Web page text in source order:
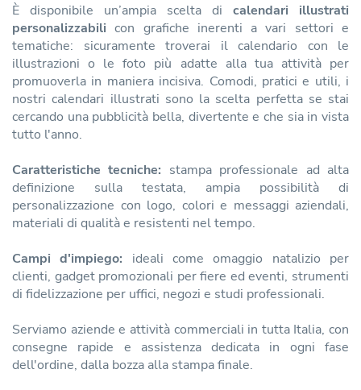
È disponibile un’ampia scelta di calendari illustrati
personalizzabili con grafiche inerenti a vari settori e
tematiche: sicuramente troverai il calendario con le
illustrazioni o le foto più adatte alla tua attività per
promuoverla in maniera incisiva. Comodi, pratici e utili, i
nostri calendari illustrati sono la scelta perfetta se stai
cercando una pubblicità bella, divertente e che sia in vista
tutto l'anno.
Caratteristiche tecniche: stampa professionale ad alta
definizione sulla testata, ampia possibilità di
personalizzazione con logo, colori e messaggi aziendali,
materiali di qualità e resistenti nel tempo.
Campi d'impiego: ideali come omaggio natalizio per
clienti, gadget promozionali per fiere ed eventi, strumenti
di fidelizzazione per uffici, negozi e studi professionali.
Serviamo aziende e attività commerciali in tutta Italia, con
consegne rapide e assistenza dedicata in ogni fase
dell'ordine, dalla bozza alla stampa finale.